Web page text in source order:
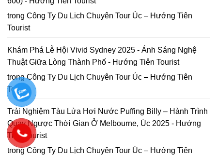
trong Công Ty Du Lịch Chuyên Tour Úc – Hướng Tiên
Tourist
Khám Phá Lễ Hội Vivid Sydney 2025 - Ánh Sáng Nghệ
Thuật Giữa Lòng Thành Phố - Hướng Tiên Tourist
trongCông Ty Du Lịch Chuyên Tour Úc – Hướng Tiên
Tourist
Trải Nghiệm Tàu Lửa Hơi Nước Puffing Billy – Hành Trình
Quay Ngược Thời Gian Ở Melbourne, Úc 2025 - Hướng
Tiên Tourist
trongCông Ty Du Lịch Chuyên Tour Úc – Hướng Tiên